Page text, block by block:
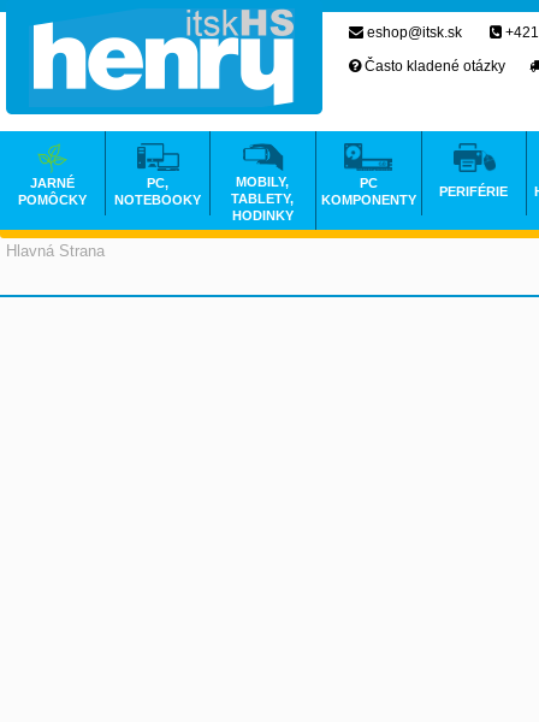
Hlavná Strana
eshop@itsk.sk
Často kladené otázky
JARNÉ
POMÔCKY
PC,
NOTEBOOKY
MOBILY,
TABLETY,
HODINKY
PC
KOMPONENTY
PERIFÉRIE